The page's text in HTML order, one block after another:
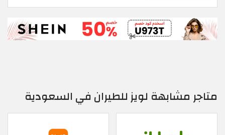
متاجر مشابهة لويز للطيران في السعودية